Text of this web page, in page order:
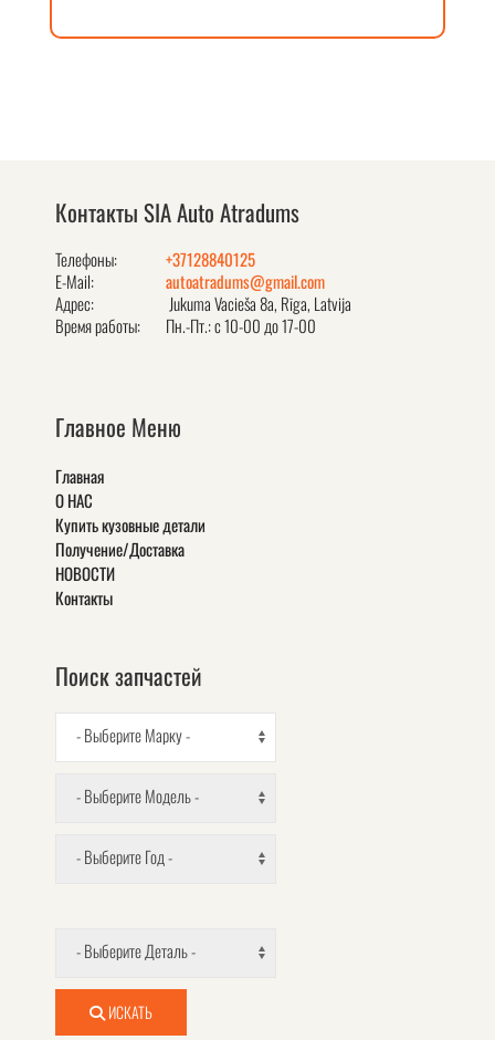
Контакты SIA Auto Atradums
Телефоны:
+37128840125
E-Mail:
autoatradums@gmail.com
Адрес:
Jukuma Vacieša 8a, Rīga, Latvija
Время работы:
Пн.-Пт.: с 10-00 до 17-00
Главное Меню
Главная
О НАС
Купить кузовные детали
Получение/Доставка
НОВОСТИ
Контакты
Поиск запчастей
- Выберите Марку -
- Выберите Модель -
- Выберите Год -
- Выберите Деталь -
ИСКАТЬ